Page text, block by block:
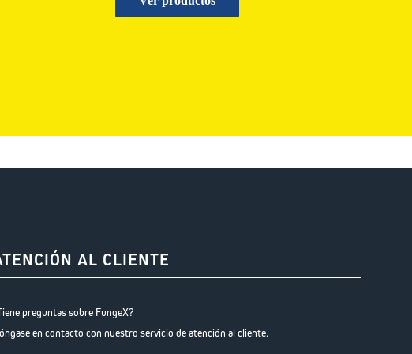
AL CLIENTE
preguntas sobre FungeX?
en contacto con nuestro servicio de atención al cliente.